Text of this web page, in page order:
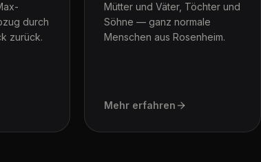
durch
zurück.
Mütter und Väter, Töchter und
Söhne — ganz normale
Menschen aus Rosenheim.
Mehr erfahren